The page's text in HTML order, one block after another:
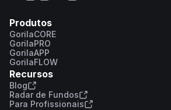
Produtos
GorilaCORE
GorilaPRO
GorilaAPP
GorilaFLOW
Recursos
Blog
Radar de Fundos
Para Profissionais